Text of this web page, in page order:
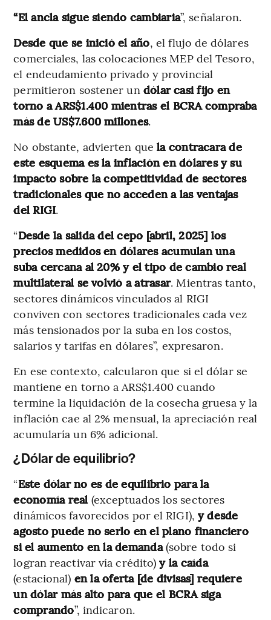
“El ancla sigue siendo cambiaria”, señalaron.
Desde que se inició el año, el flujo de dólares
comerciales, las colocaciones MEP del Tesoro,
el endeudamiento privado y provincial
permitieron sostener un dólar casi fijo en
torno a ARS$1.400 mientras el BCRA compraba
más de US$7.600 millones.
No obstante, advierten quela contracara de
este esquema es la inflación en dólares y su
impacto sobre la competitividad de sectores
tradicionales que no acceden a las ventajas
del RIGI.
“Desde la salida del cepo [abril, 2025] los
precios medidos en dólares acumulan una
suba cercana al 20% y el tipo de cambio real
multilateral se volvió a atrasar. Mientras tanto,
sectores dinámicos vinculados al RIGI
conviven con sectores tradicionales cada vez
más tensionados por la suba en los costos,
salarios y tarifas en dólares”, expresaron.
En ese contexto, calcularon que si el dólar se
mantiene en torno a ARS$1.400 cuando
termine la liquidación de la cosecha gruesa y la
inflación cae al 2% mensual, la apreciación real
acumularía un 6% adicional.
¿Dólar de equilibrio?
“Este dólar no es de equilibrio para la
economía real(exceptuados los sectores
dinámicos favorecidos por el RIGI), y desde
agosto puede no serlo en el plano financiero
si el aumento en la demanda(sobre todo si
logran reactivar vía crédito)y la caída
(estacional) en la oferta [de divisas] requiere
un dólar más alto para que el BCRA siga
comprando”, indicaron.